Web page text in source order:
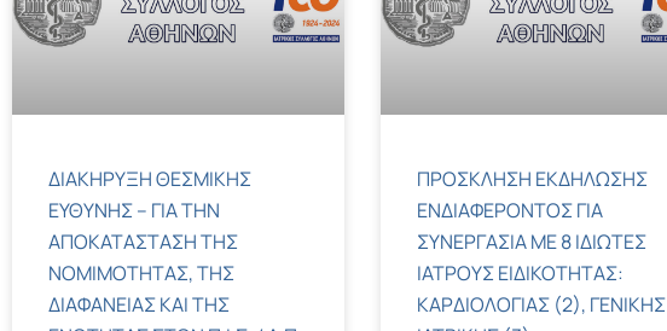
ΔΙΑΚΗΡΥΞΗ ΘΕΣΜΙΚΗΣ
ΕΥΘΥΝΗΣ – ΓΙΑ ΤΗΝ
ΑΠΟΚΑΤΑΣΤΑΣΗ ΤΗΣ
ΝΟΜΙΜΟΤΗΤΑΣ, ΤΗΣ
ΔΙΑΦΑΝΕΙΑΣ ΚΑΙ ΤΗΣ
ΠΡΟΣΚΛΗΣΗ ΕΚΔΗΛΩΣΗΣ
ΕΝΔΙΑΦΕΡΟΝΤΟΣ ΓΙΑ
ΣΥΝΕΡΓΑΣΙΑ ΜΕ 8 ΙΔΙΩΤΕΣ
ΙΑΤΡΟΥΣ ΕΙΔΙΚΟΤΗΤΑΣ:
ΚΑΡΔΙΟΛΟΓΙΑΣ (2), ΓΕΝΙΚΗΣ